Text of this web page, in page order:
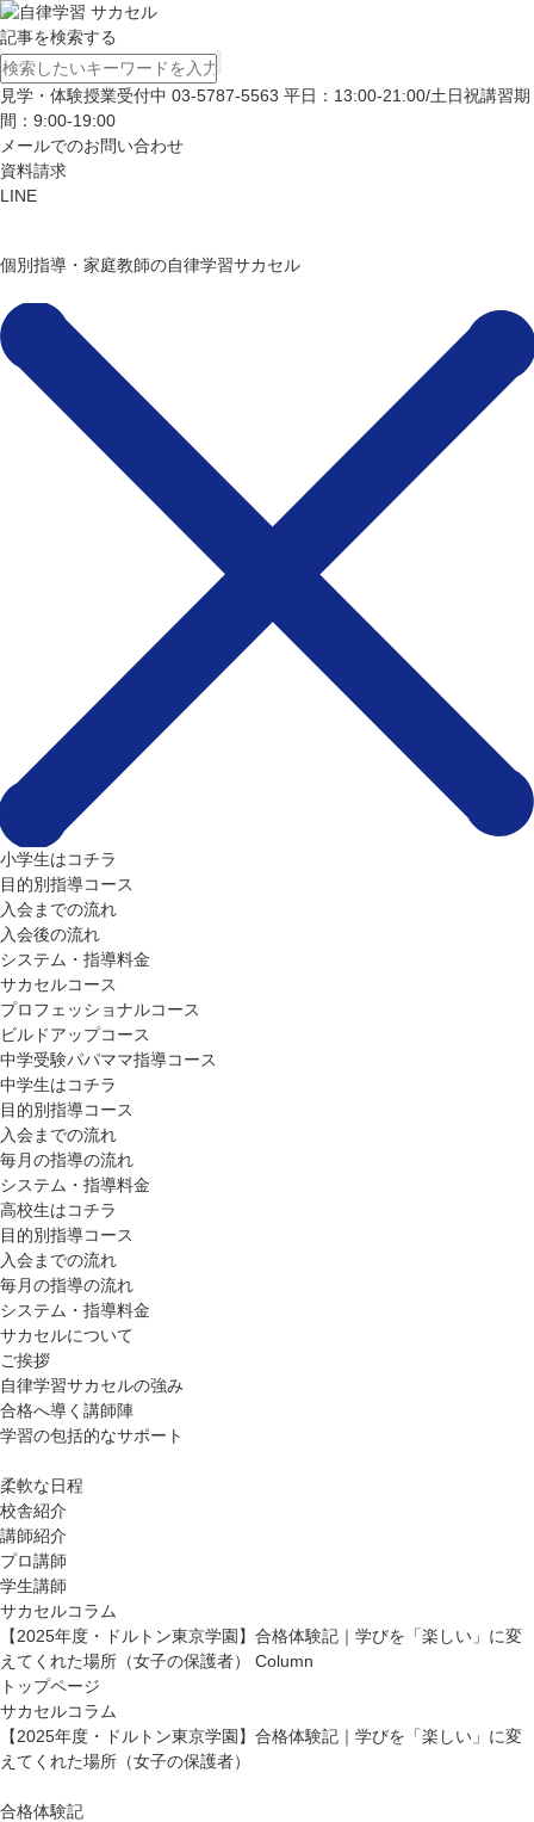
記事を検索する
見学・体験授業受付中 03-5787-5563 平日：13:00-21:00/土日祝講習期
間：9:00-19:00
メールでのお問い合わせ
資料請求
LINE
個別指導・家庭教師の自律学習サカセル
小学生はコチラ
目的別指導コース
入会までの流れ
入会後の流れ
システム・指導料金
サカセルコース
プロフェッショナルコース
ビルドアップコース
中学受験パパママ指導コース
中学生はコチラ
目的別指導コース
入会までの流れ
毎月の指導の流れ
システム・指導料金
高校生はコチラ
目的別指導コース
入会までの流れ
毎月の指導の流れ
システム・指導料金
サカセルについて
ご挨拶
自律学習サカセルの強み
合格へ導く講師陣
学習の包括的なサポート
柔軟な日程
校舎紹介
講師紹介
プロ講師
学生講師
サカセルコラム
【2025年度・ドルトン東京学園】合格体験記｜学びを「楽しい」に変
えてくれた場所（女子の保護者）
Column
トップページ
サカセルコラム
【2025年度・ドルトン東京学園】合格体験記｜学びを「楽しい」に変
えてくれた場所（女子の保護者）
合格体験記